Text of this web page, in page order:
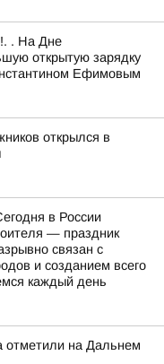
. На Дне
открытую зарядку
Ефимовым
открылся в
в России
— праздник
связан с
и созданием всего
каждый день
отметили на Дальнем